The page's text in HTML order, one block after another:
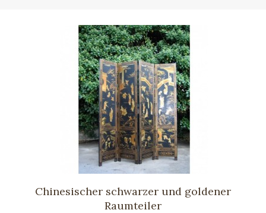
Chinesischer schwarzer und goldener
Raumteiler